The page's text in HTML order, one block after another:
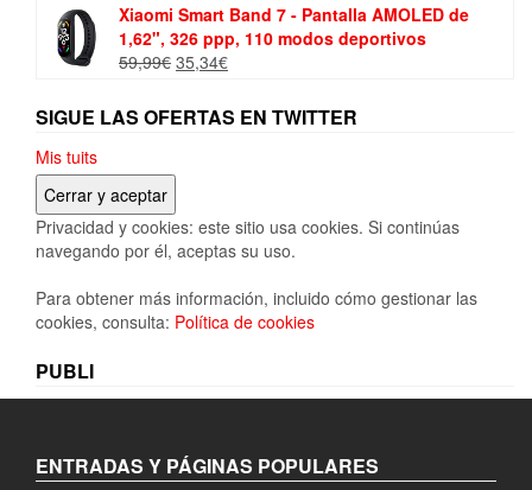
Xiaomi Smart Band 7 - Pantalla AMOLED de
1,62", 326 ppp, 110 modos deportivos
59,99€ El
original
era:
35,34€El
actual
es:
SIGUE LAS OFERTAS EN TWITTER
Mis tuits
Privacidad y cookies: este sitio usa cookies. Si continúas
navegando por él, aceptas su uso.
Para obtener más información, incluido cómo gestionar las
cookies, consulta: Política de cookies
PUBLI
ENTRADAS Y PÁGINAS POPULARES